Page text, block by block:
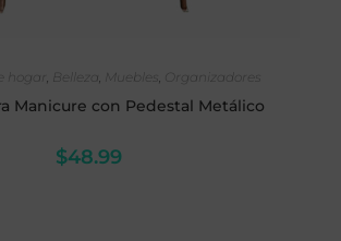
hogar , Belleza, Muebles , Organizadores
Manicure con Pedestal Metálico
$48.99